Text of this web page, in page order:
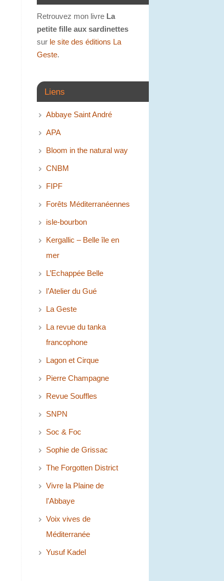
Retrouvez mon livre La
petite fille aux sardinettes
sur le site des éditions La
Geste.
Liens
Abbaye Saint André
APA
Bloom in the natural way
CNBM
FIPF
Forêts Méditerranéennes
isle-bourbon
Kergallic – Belle île en
mer
L’Echappée Belle
l’Atelier du Gué
La Geste
La revue du tanka
francophone
Lagon et Cirque
Pierre Champagne
Revue Souffles
SNPN
Soc & Foc
Sophie de Grissac
The Forgotten District
Vivre la Plaine de
l'Abbaye
Voix vives de
Méditerranée
Yusuf Kadel